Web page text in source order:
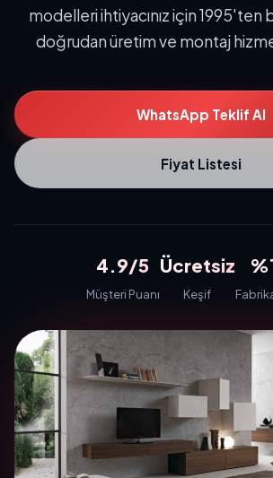
modelleri ihtiyacınız için 1995'ten
doğrudan üretim ve montaj
WhatsApp Teklif Al
Fiyat Listesi
4.9/5
Müşteri Puanı
Ücretsiz
Keşif